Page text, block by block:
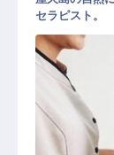
セラピスト。